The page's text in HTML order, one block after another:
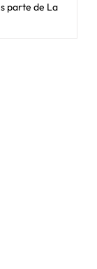
parte de La